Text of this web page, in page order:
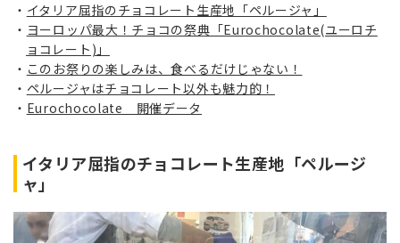
イタリア屈指のチョコレート生産地「ペルージャ」
ヨーロッパ最大！チョコの祭典「Eurochocolate(ユーロチ
ョコレート)」
このお祭りの楽しみは、食べるだけじゃない！
ペルージャはチョコレート以外も魅力的！
Eurochocolate 開催データ
イタリア屈指のチョコレート生産地「ペルージ
ャ」